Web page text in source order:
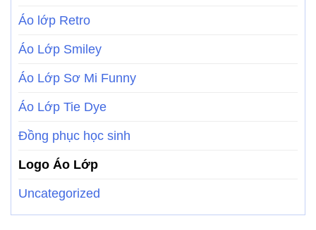
Áo lớp Retro
Áo Lớp Smiley
Áo Lớp Sơ Mi Funny
Áo Lớp Tie Dye
Đồng phục học sinh
Logo Áo Lớp
Uncategorized